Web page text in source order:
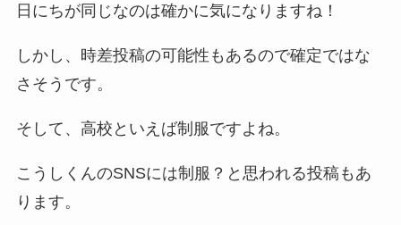
日にちが同じなのは確かに気になりますね！
しかし、時差投稿の可能性もあるので確定ではな
さそうです。
そして、高校といえば制服ですよね。
こうしくんのSNSには制服？と思われる投稿もあ
ります。